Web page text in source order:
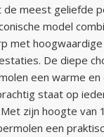
meest geliefde
model
met hoogwaardige
De diepe
een warme en
staat op
zijn hoogte van
een